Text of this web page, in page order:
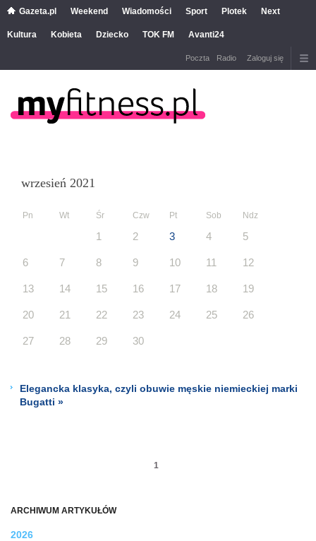
Gazeta.pl Weekend Wiadomości Sport Plotek Next
Kultura Kobieta Dziecko TOK FM Avanti24
Poczta Radio Zaloguj się
ARCHIWUM ARTYKUŁÓW
2026
wrzesień 2021
Pn Wt Śr Czw Pt Sob Ndz
1 2 3 4 5
6 7 8 9 10 11 12
13 14 15 16 17 18 19
20 21 22 23 24 25 26
27 28 29 30
Elegancka klasyka, czyli obuwie męskie niemieckiej marki
Bugatti »
1